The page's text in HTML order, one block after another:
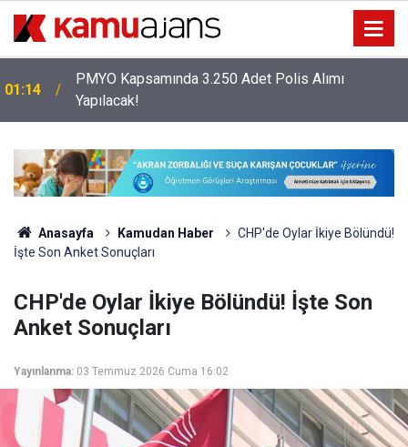
01:14
PMYO Kapsamında 3.250 Adet Polis Alımı
Yapılacak!
Anasayfa Kamudan Haber
CHP'de Oylar İkiye Bölündü!
İşte Son Anket Sonuçları
CHP'de Oylar İkiye Bölündü! İşte Son
Anket Sonuçları
Yayınlanma: 03 Temmuz 2026 Cuma 16:02